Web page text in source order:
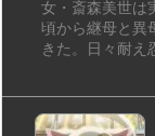
女・斎森美世は
頃から継母と異
きた。日々耐え